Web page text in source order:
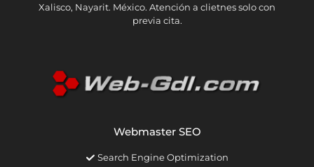
Xalisco, Nayarit. México. Atención a clietnes solo con
previa cita.
Webmaster SEO
Search Engine Optimization